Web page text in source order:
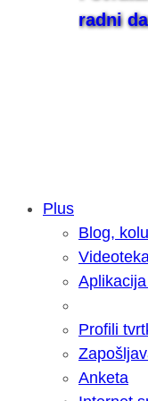
radni
razvoja
Plus
Blog,
Profili
Anketa